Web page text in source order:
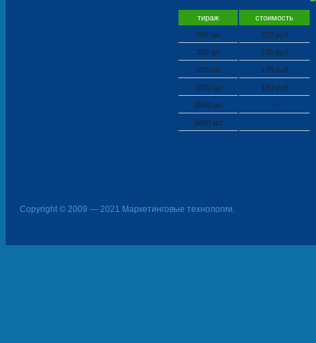
тираж
стоимость
100 шт
210 руб
300 шт 185 руб
500 шт 175 руб
1000 шт 160 руб
3000 шт -
5000 шт -
Copyright © 2009 — 2021 Маркетинговые технологии.